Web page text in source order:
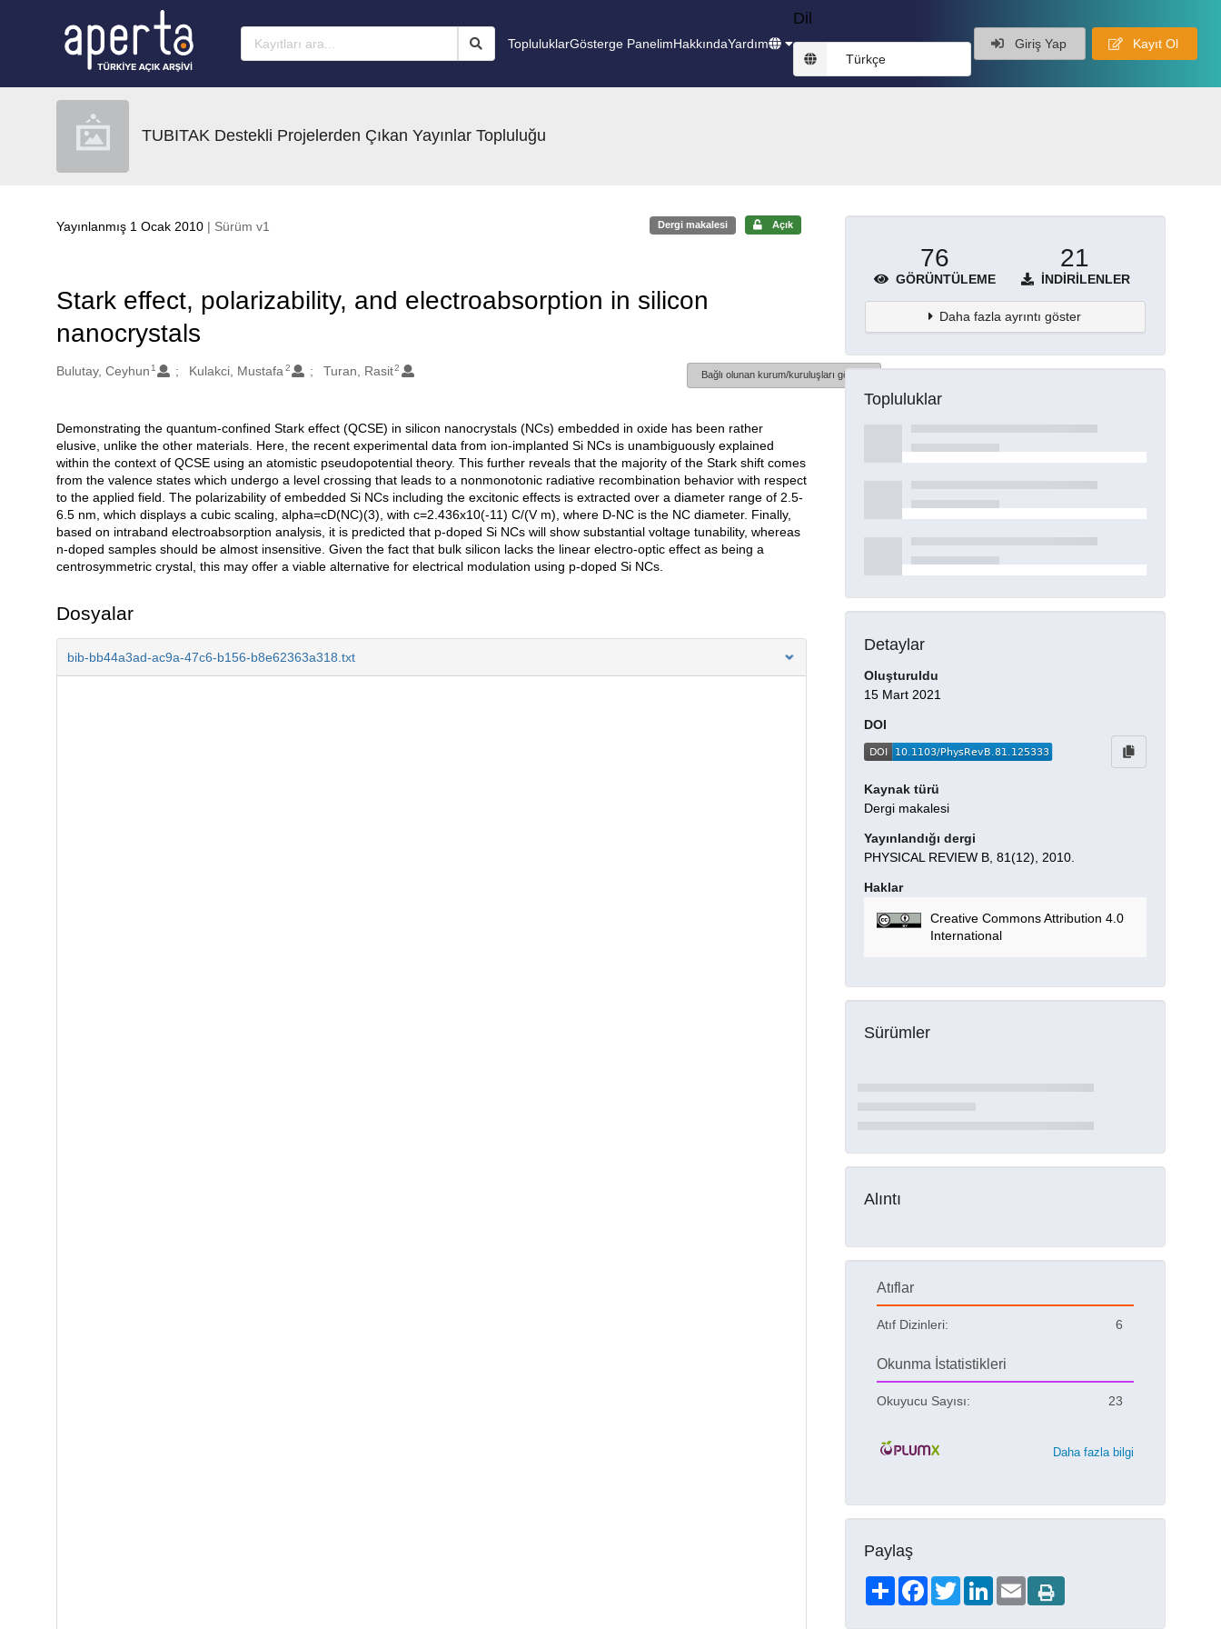
TopluluklarGösterge PanelimHakkındaYardım
Dil
Türkçe
Giriş Yap Kayıt Ol
TUBITAK Destekli Projelerden Çıkan Yayınlar Topluluğu
Yayınlanmış 1 Ocak 2010 | Sürüm v1 Dergi makalesi Açık
Stark effect, polarizability, and electroabsorption in silicon
nanocrystals
Oluşturanlar
Bulutay, Ceyhun 1 Kulakci, Mustafa 2 Turan, Rasit2
Bağlı olunan kurum/kuruluşları göster
Açıklama
Demonstrating the quantum-confined Stark effect (QCSE) in silicon nanocrystals (NCs) embedded in oxide has been rather
elusive, unlike the other materials. Here, the recent experimental data from ion-implanted Si NCs is unambiguously explained
within the context of QCSE using an atomistic pseudopotential theory. This further reveals that the majority of the Stark shift comes
from the valence states which undergo a level crossing that leads to a nonmonotonic radiative recombination behavior with respect
to the applied field. The polarizability of embedded Si NCs including the excitonic effects is extracted over a diameter range of 2.5-
6.5 nm, which displays a cubic scaling, alpha=cD(NC)(3), with c=2.436x10(-11) C/(V m), where D-NC is the NC diameter. Finally,
based on intraband electroabsorption analysis, it is predicted that p-doped Si NCs will show substantial voltage tunability, whereas
n-doped samples should be almost insensitive. Given the fact that bulk silicon lacks the linear electro-optic effect as being a
centrosymmetric crystal, this may offer a viable alternative for electrical modulation using p-doped Si NCs.
Dosyalar
bib-bb44a3ad-ac9a-47c6-b156-b8e62363a318.txt
76
GÖRÜNTÜLEME
21
İNDIRILENLER
Daha fazla ayrıntı göster
Topluluklar
Detaylar
Oluşturuldu
15 Mart 2021
DOI
Kaynak türü
Dergi makalesi
Yayınlandığı dergi
PHYSICAL REVIEW B, 81(12), 2010.
Haklar
Creative Commons Attribution 4.0
International
Sürümler
Alıntı
Atıflar
Atıf Dizinleri: 6
Okunma İstatistikleri
Okuyucu Sayısı: 23
Daha fazla bilgi
Paylaş
ShareFacebookTwitterLinkedIn
Email